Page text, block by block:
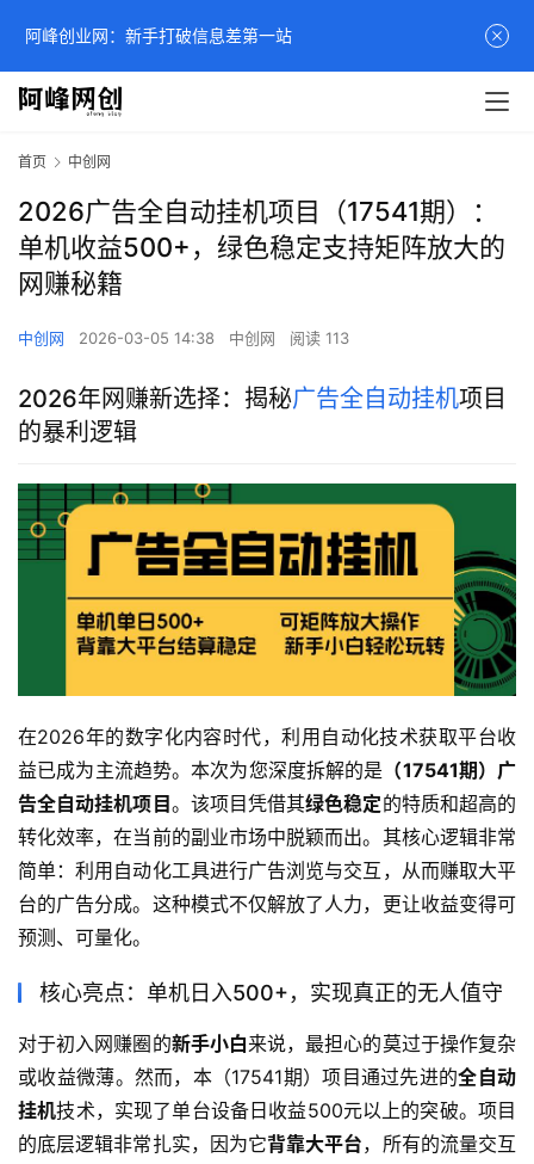
首页 中创网
2026广告全自动挂机项目（17541期）：
单机收益500+，绿色稳定支持矩阵放大的
网赚秘籍
中创网 2026-03-05 14:38 中创网 阅读 113
2026年网赚新选择：揭秘广告全自动挂机项目
的暴利逻辑
在2026年的数字化内容时代，利用自动化技术获取平台收
益已成为主流趋势。本次为您深度拆解的是 （17541期）广
告全自动挂机项目 。该项目凭借其绿色稳定的特质和超高的
转化效率，在当前的副业市场中脱颖而出。其核心逻辑非常
简单：利用自动化工具进行广告浏览与交互，从而赚取大平
台的广告分成。这种模式不仅解放了人力，更让收益变得可
预测、可量化。
核心亮点：单机日入500+，实现真正的无人值守
对于初入网赚圈的新手小白来说，最担心的莫过于操作复杂
或收益微薄。然而，本（17541期）项目通过先进的全自动
挂机技术，实现了单台设备日收益500元以上的突破。项目
的底层逻辑非常扎实，因为它背靠大平台，所有的流量交互
阿峰创业网：新手打破信息差第一站